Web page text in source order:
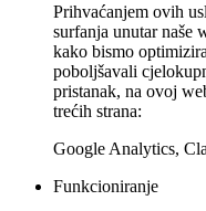
Prihvaćanjem ovih
surfanja unutar naše
kako bismo
poboljšavali
pristanak, na ovoj
trećih strana:
Google Analytics,
Funkcioniranje